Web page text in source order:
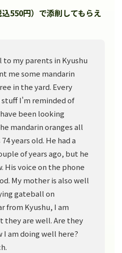
550円）で添削してもらえ
to my parents in Kyushu
me some mandarin
in the yard. Every
I'm reminded of
been looking
mandarin oranges all
years old. He had a
of years ago, but he
His voice on the phone
My mother is also well
gateball on
from Kyushu, I am
they are well. Are they
I am doing well here?